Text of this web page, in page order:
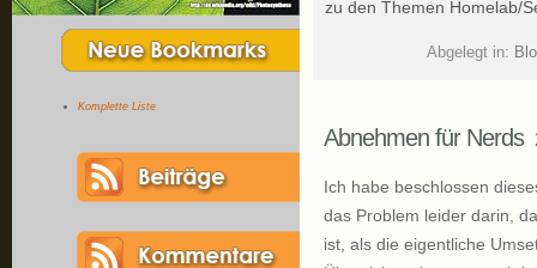
Komplette Liste
zu den Themen Homelab/
Abgelegt in:
Abnehmen für Nerds
Ich habe beschlossen
das Problem leider darin,
ist, als die eigentliche